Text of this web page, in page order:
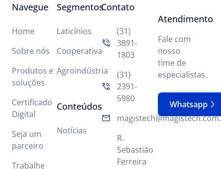
Navegue
Home
Sobre nós
Produtos e
soluções
Certificado
Digital
Seja um
parceiro
Trabalhe
Segmentos
Laticínios
Cooperativa
Agroindústria
Conteúdos
Notícias
Contato
(31)
3891-
1803
(31)
2391-
5980
R.
Sebastião
Ferreira
Atendimento
Fale com
nosso
time de
especialistas.
Whatsapp